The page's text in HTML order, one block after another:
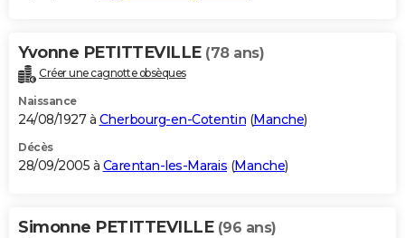
Yvonne PETITTEVILLE (78 ans)
Créer une cagnotte obsèques
Naissance
24/08/1927 à Cherbourg-en-Cotentin (Manche)
Décès
28/09/2005 à Carentan-les-Marais (Manche)
Simonne PETITTEVILLE (96 ans)